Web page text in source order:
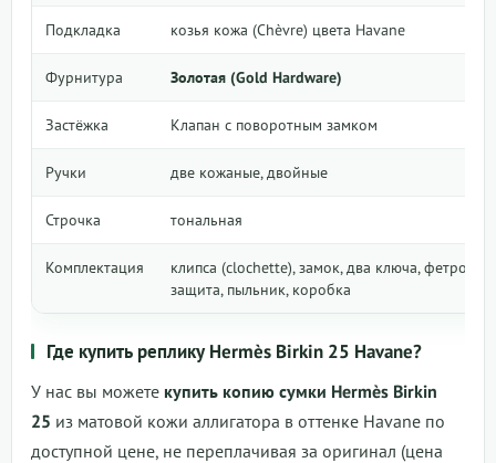
Подкладка козья кожа (Chèvre) цвета Havane
Фурнитура Золотая (Gold Hardware)
Застёжка Клапан с поворотным замком
Ручки две кожаные, двойные
Строчка тональная
Комплектация
клипса (clochette), замок, два ключа, фетровая
защита, пыльник, коробка
Где купить реплику Hermès Birkin 25 Havane?
У нас вы можете купить копию сумки Hermès Birkin
25 из матовой кожи аллигатора в оттенке Havane по
доступной цене, не переплачивая за оригинал (цена